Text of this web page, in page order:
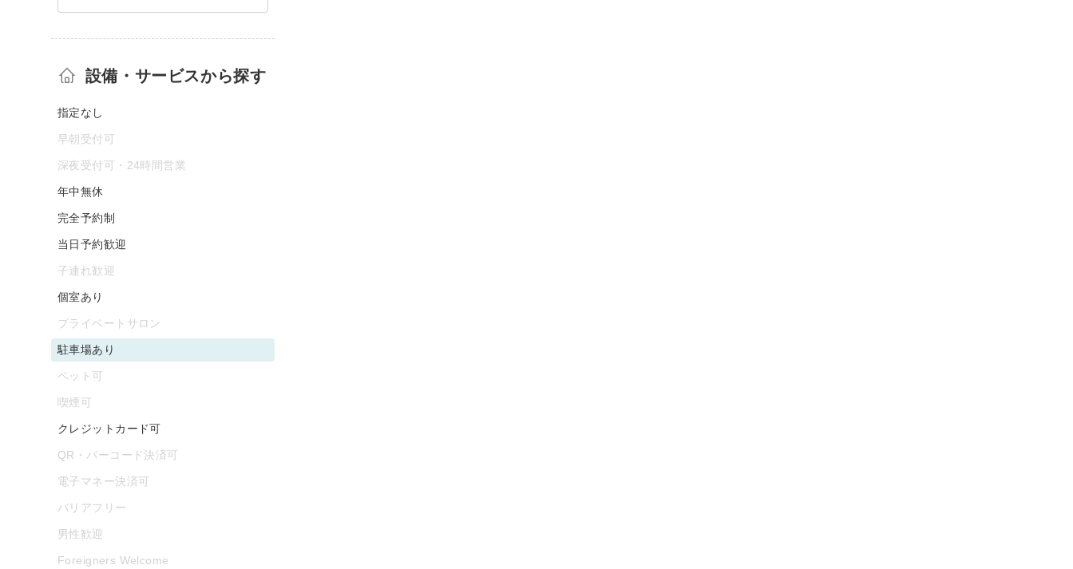
設備・サービスから探す
指定なし
早朝受付可
深夜受付可・24時間営業
年中無休
完全予約制
当日予約歓迎
子連れ歓迎
個室あり
プライベートサロン
駐車場あり
ペット可
喫煙可
クレジットカード可
QR・バーコード決済可
電子マネー決済可
バリアフリー
男性歓迎
Foreigners Welcome